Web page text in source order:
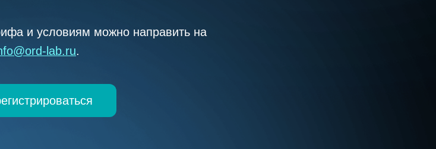
и условиям можно направить на
lab.ru.